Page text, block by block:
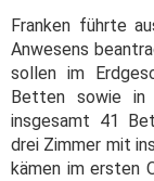
Franken führte
Anwesens
sollen im
Betten sowie in
insgesamt 41
drei Zimmer mit
kämen im ersten